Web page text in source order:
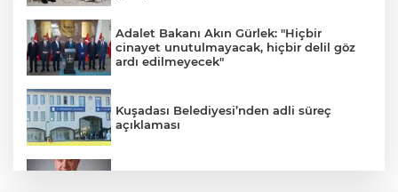
Adalet Bakanı Akın Gürlek: "Hiçbir
cinayet unutulmayacak, hiçbir delil göz
ardı edilmeyecek"
Kuşadası Belediyesi’nden adli süreç
açıklaması